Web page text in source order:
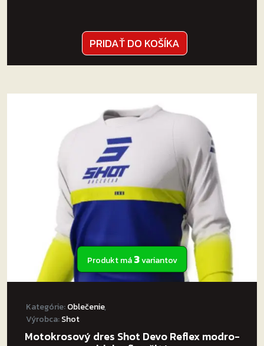
PRIDAŤ DO KOŠÍKA
Produkt má3variantov
Kategórie:Oblečenie,
Výrobca:Shot
Motokrosový dres Shot Devo Reflex modro-